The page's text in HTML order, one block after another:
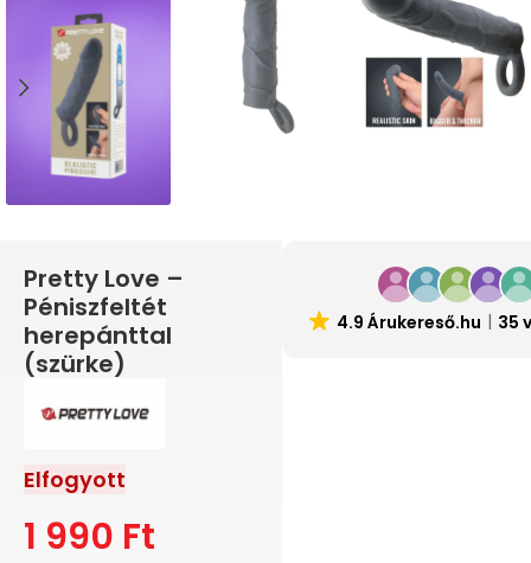
Pretty Love –
Péniszfeltét
herepánttal
(szürke)
Elfogyott
1 990 Ft
4.9 Árukereső.hu 35